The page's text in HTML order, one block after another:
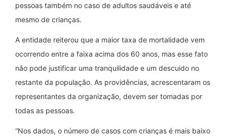
pessoas também no caso de adultos saudáveis e até
mesmo de crianças.
A entidade reiterou que a maior taxa de mortalidade vem
ocorrendo entre a faixa acima dos 60 anos, mas esse fato
não pode justificar uma tranquilidade e um descuido no
restante da população. As providências, acrescentaram os
representantes da organização, devem ser tomadas por
todas as pessoas.
“Nos dados, o número de casos com crianças é mais baixo